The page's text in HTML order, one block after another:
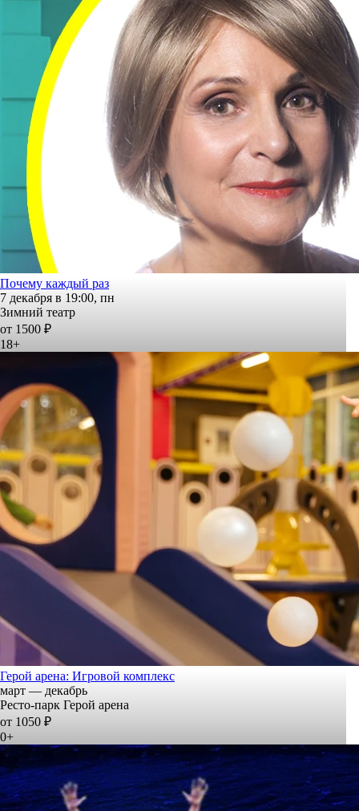
Почему каждый раз
7 декабря в 19:00, пн
Зимний театр
от 1500 ₽
18+
Герой арена: Игровой комплекс
март — декабрь
Ресто-парк Герой арена
от 1050 ₽
0+